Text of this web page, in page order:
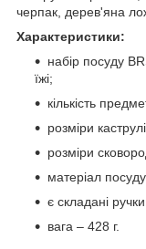
черпак, дерев'яна
Характеристики:
набір посуду
їжі;
кількість
розміри
розміри
матеріал
є складані
вага – 428 г.